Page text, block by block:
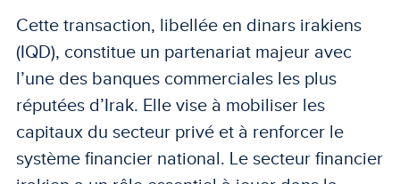
Cette transaction, libellée en dinars irakiens
(IQD), constitue un partenariat majeur avec
l’une des banques commerciales les plus
réputées d’Irak. Elle vise à mobiliser les
capitaux du secteur privé et à renforcer le
système financier national. Le secteur financier